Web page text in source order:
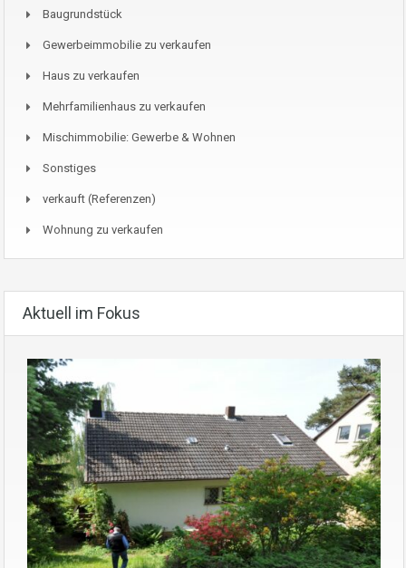
Baugrundstück
Gewerbeimmobilie zu verkaufen
Haus zu verkaufen
Mehrfamilienhaus zu verkaufen
Mischimmobilie: Gewerbe & Wohnen
Sonstiges
verkauft (Referenzen)
Wohnung zu verkaufen
Aktuell im Fokus